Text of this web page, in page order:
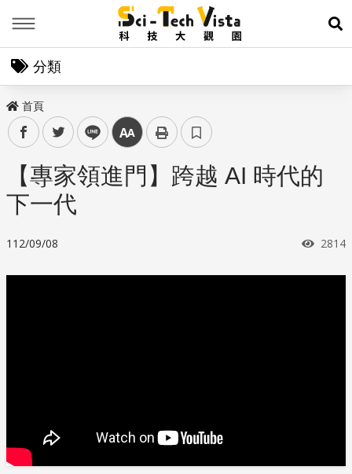
展
分類
首頁
facebooktwitter line 中
【專家領進門】跨越 AI 時代的
下一代
112/09/08 瀏覽
2814